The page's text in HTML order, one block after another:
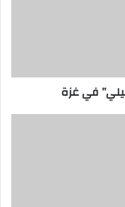
في غزة